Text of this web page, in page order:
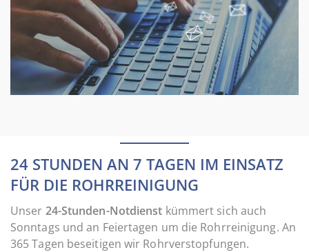
24 STUNDEN AN 7 TAGEN IM EINSATZ
FÜR DIE ROHRREINIGUNG
Unser 24-Stunden-Notdienst kümmert sich auch
Sonntags und an Feiertagen um die Rohrreinigung. An
365 Tagen beseitigen wir Rohrverstopfungen.